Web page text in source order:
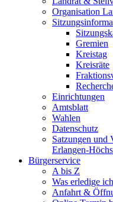
Organisation
Gremien
Kreistag
Kreisräte
Einrichtungen
Amtsblatt
Wahlen
Datenschutz
Satzungen und
Erlangen-
Bürgerservice
A bis Z
Was erledige
Anfahrt &